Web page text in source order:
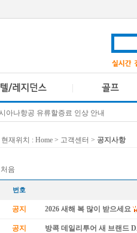
아나항공 유류할증료 인상 안내
현재위치 : Home > 고객센터 > 공지사항
처음
번호
공지 2026 새해 복 많이 받으세요
공지 방콕 데일리투어 새 브랜드